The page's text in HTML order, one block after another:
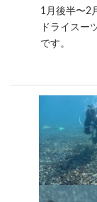
1月後半〜2
ドライスー
です。